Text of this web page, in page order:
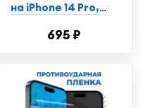
на iPhone 14 Pro,
защитная пленка
695 ₽